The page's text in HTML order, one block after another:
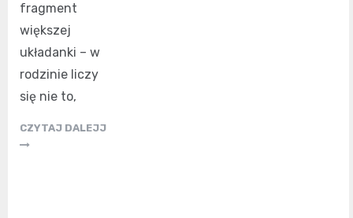
fragment
większej
układanki – w
rodzinie liczy
się nie to,
CZYTAJ DALEJJ